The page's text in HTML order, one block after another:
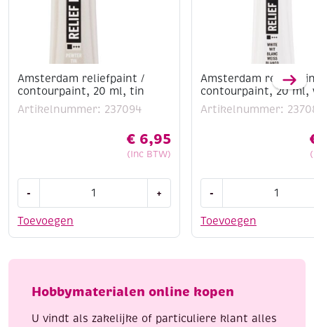
Amsterdam reliefpaint /
contourpaint, 20 ml, tin
Artikelnummer: 237094
€ 6,95
(Inc BTW)
Toevoegen
-
/
ml,
aantal
+
Amsterdam
contourpaint, 20 ml,
Artikelnummer:
Toevoegen
-
/
ml,
aantal
Hobbymaterialen online kopen
U vindt als zakelijke of particuliere klant alles